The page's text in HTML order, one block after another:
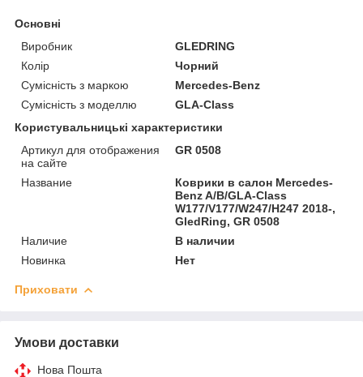
Основні
Виробник
GLEDRING
Колір
Чорний
Сумісність з маркою
Mercedes-Benz
Сумісність з моделлю
GLA-Class
Користувальницькі характеристики
Артикул для отображения
на сайте
GR 0508
Название
Коврики в салон Mercedes-
Benz A/B/GLA-Class
W177/V177/W247/H247 2018-,
GledRing, GR 0508
Наличие
В наличии
Новинка
Нет
Приховати
Умови доставки
Нова Пошта